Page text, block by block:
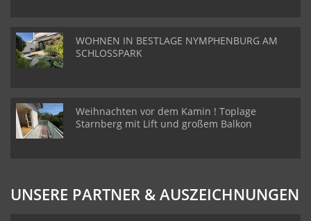
WOHNEN IN BESTLAGE NYMPHENBURG AM
SCHLOSSPARK
Weihnachten vor dem Kamin ! Toplage
Starnberg mit Lift und großem Balkon
UNSERE PARTNER & AUSZEICHNUNGEN